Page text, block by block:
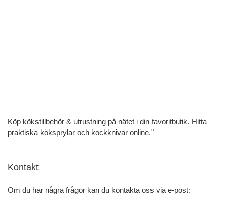
Köp kökstillbehör & utrustning på nätet i din favoritbutik. Hitta
praktiska köksprylar och kockknivar online."
Kontakt
Om du har några frågor kan du kontakta oss via e-post: